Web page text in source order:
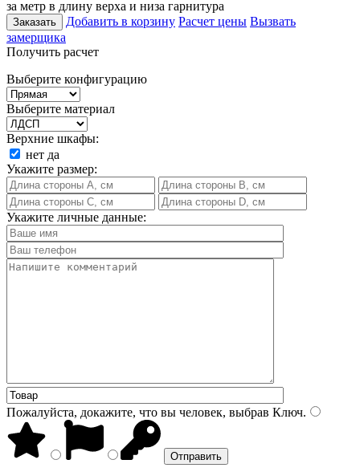
за метр в длину верха и низа гарнитура
Заказать Добавить в корзину Расчет цены Вызвать
замерщика
Получить расчет
Выберите конфигурацию
Выберите материал
Верхние шкафы:
нет да
Укажите размер:
Укажите личные данные:
Пожалуйста, докажите, что вы человек, выбрав Ключ.